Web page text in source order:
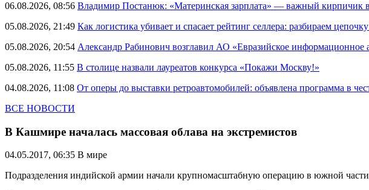
06.08.2026, 08:56 Владимир Постанюк: «Материнская зарплата» — важный кирпичик
05.08.2026, 21:49 Как логистика убивает и спасает рейтинг селлера: разбираем
05.08.2026, 20:54 Александр Рабинович возглавил АО «Евразийское информационное
05.08.2026, 11:55 В столице назвали лауреатов конкурса «Покажи Москву!»
04.08.2026, 11:08 От оперы до выставки ретроавтомобилей: объявлена программа в
ВСЕ НОВОСТИ
В Кашмире началась массовая облава на экстремистов
04.05.2017, 06:35 В мире
Подразделения индийской армии начали крупномасштабную операцию в южной